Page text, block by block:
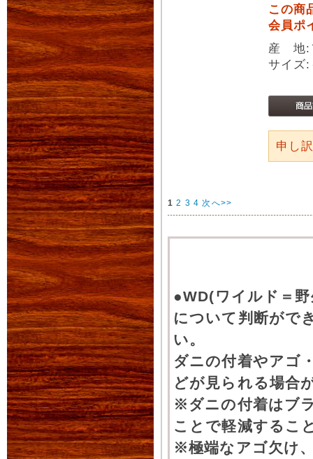
この商
会員ポ
産 地:
サイ
申し
1 2 3 4 次へ>>
●WD(ワイルド＝
について判断がで
い。
ダニの付着やアゴ
どが見られる場合
※ダニの付着はブ
ことで軽減するこ
※極端なアゴ欠け